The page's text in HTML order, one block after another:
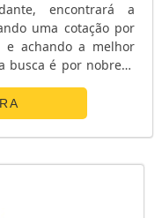
encontrará a
uma cotação por
e achando a melhor
busca é por nobreak
da E. C. A.
proteção com
energia.ALGUNS
E. C. A.